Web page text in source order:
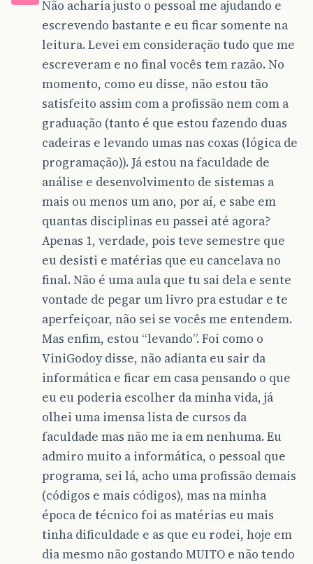
Não acharia justo o pessoal me ajudando e
escrevendo bastante e eu ficar somente na
leitura. Levei em consideração tudo que me
escreveram e no final vocês tem razão. No
momento, como eu disse, não estou tão
satisfeito assim com a profissão nem com a
graduação (tanto é que estou fazendo duas
cadeiras e levando umas nas coxas (lógica de
programação)). Já estou na faculdade de
análise e desenvolvimento de sistemas a
mais ou menos um ano, por aí, e sabe em
quantas disciplinas eu passei até agora?
Apenas 1, verdade, pois teve semestre que
eu desisti e matérias que eu cancelava no
final. Não é uma aula que tu sai dela e sente
vontade de pegar um livro pra estudar e te
aperfeiçoar, não sei se vocês me entendem.
Mas enfim, estou “levando”. Foi como o
ViniGodoy disse, não adianta eu sair da
informática e ficar em casa pensando o que
eu eu poderia escolher da minha vida, já
olhei uma imensa lista de cursos da
faculdade mas não me ia em nenhuma. Eu
admiro muito a informática, o pessoal que
programa, sei lá, acho uma profissão demais
(códigos e mais códigos), mas na minha
época de técnico foi as matérias eu mais
tinha dificuldade e as que eu rodei, hoje em
dia mesmo não gostando MUITO e não tendo